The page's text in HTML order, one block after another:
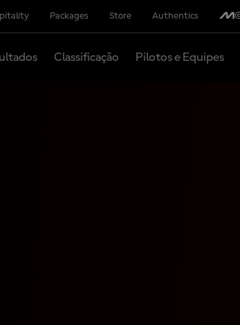
Packages Store Authentics
Classificação Pilotos e Equipes